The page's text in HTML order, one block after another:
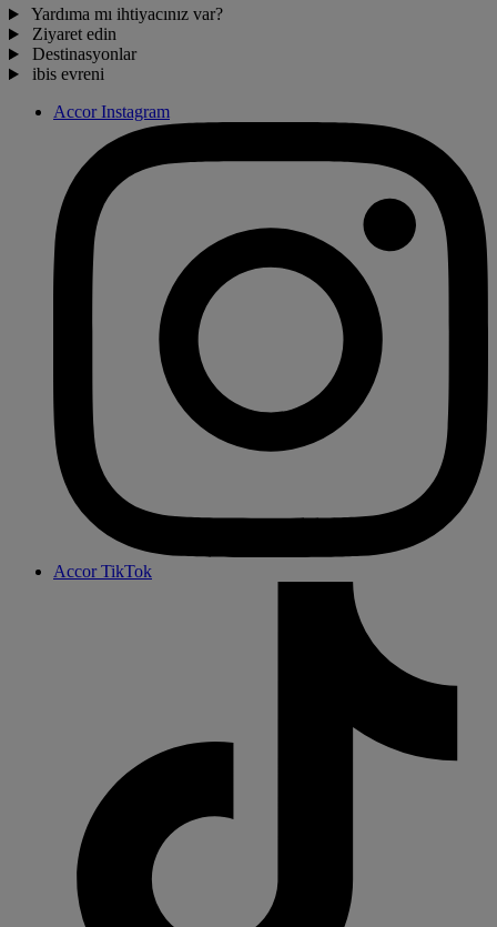
Yardıma mı ihtiyacınız var?
Ziyaret edin
Destinasyonlar
ibis evreni
Accor Instagram
Accor TikTok